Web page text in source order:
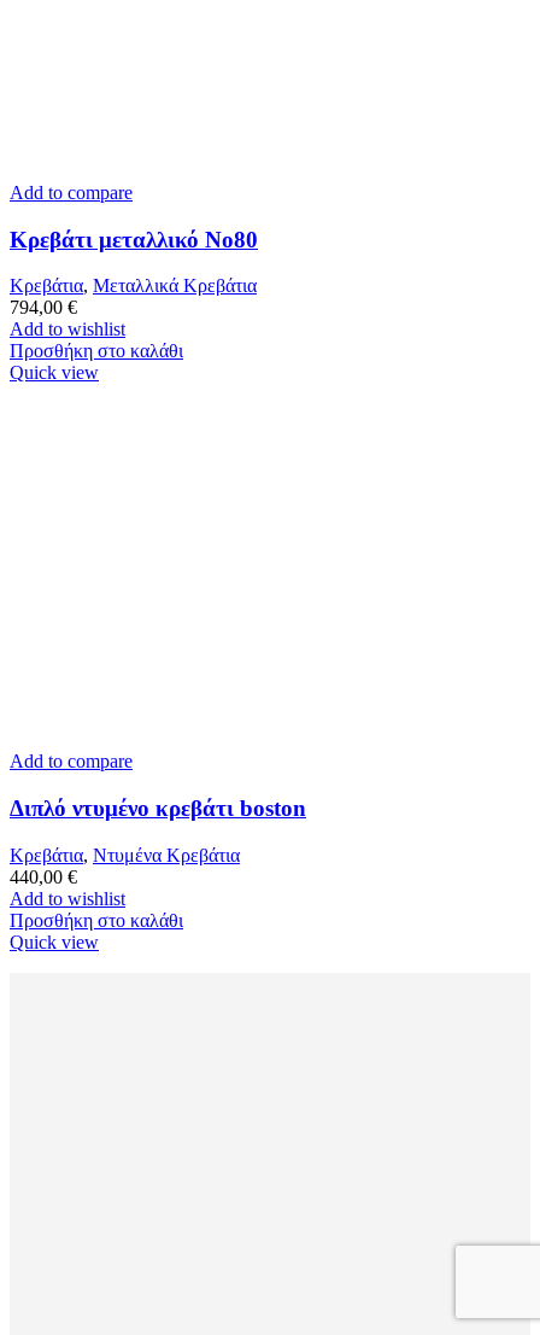
Add to compare
Κρεβάτι μεταλλικό Νο80
Κρεβάτια, Μεταλλικά Κρεβάτια
794,00 €
Add to wishlist
Προσθήκη στο καλάθι
Quick view
Add to compare
Διπλό ντυμένο κρεβάτι boston
Κρεβάτια, Ντυμένα Κρεβάτια
440,00 €
Add to wishlist
Προσθήκη στο καλάθι
Quick view